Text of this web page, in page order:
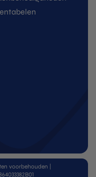
voorbehouden